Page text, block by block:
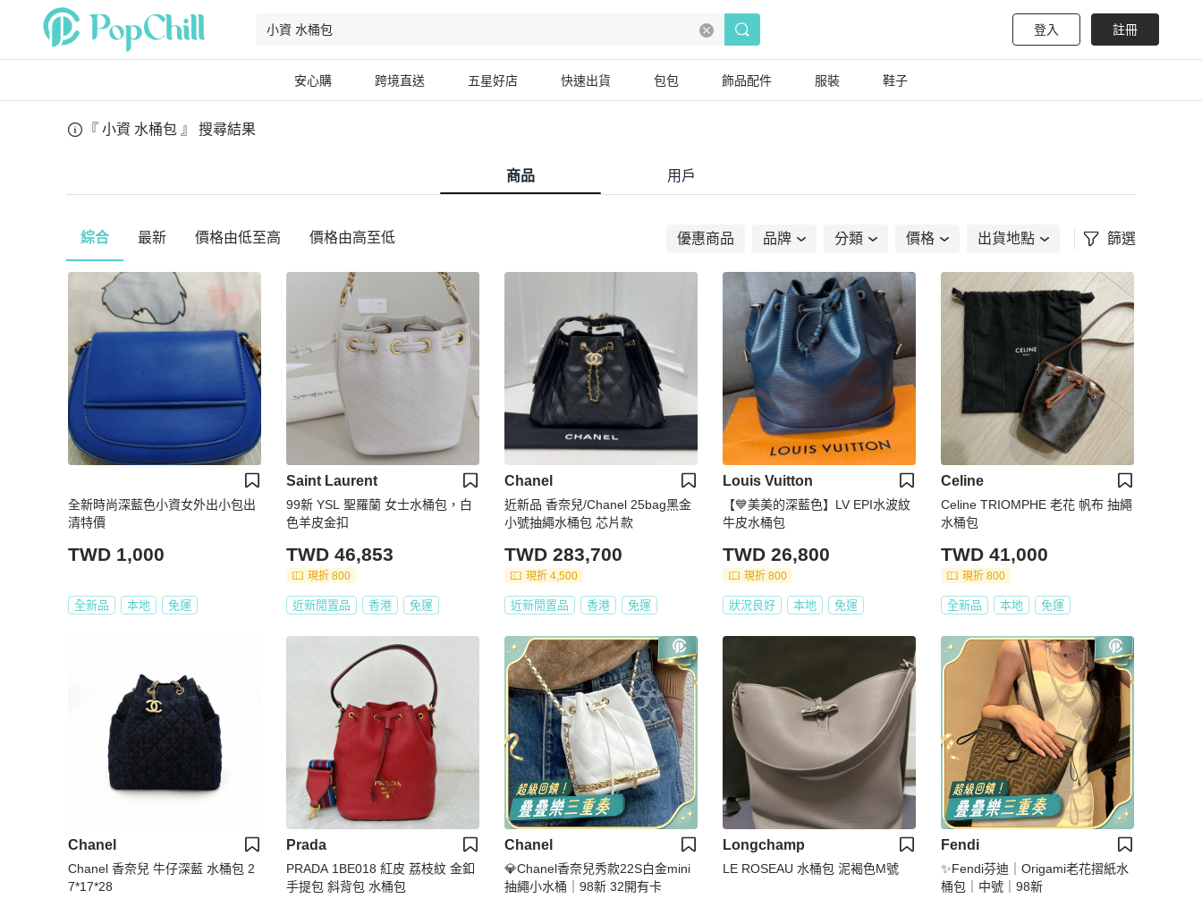
登入 註冊
安心購 跨境直送 五星好店 快速出貨 包包 飾品配件 服裝 鞋子
『 小資 水桶包 』 搜尋結果
商品 用戶
綜合 最新 價格由低至高 價格由高至低 優惠商品 品牌 分類 價格 出貨地點 篩選
全新時尚深藍色小資女外出小包出
清特價
TWD 1,000
全新品 本地 免運
Saint Laurent
99新 YSL 聖羅蘭 女士水桶包，白
色羊皮金扣
TWD 46,853
現折 800
近新閒置品 香港 免運
Chanel
近新品 香奈兒/Chanel 25bag黑金
小號抽繩水桶包 芯片款
TWD 283,700
現折 4,500
近新閒置品 香港 免運
Louis Vuitton
【💙美美的深藍色】LV EPI水波紋
牛皮水桶包
TWD 26,800
現折 800
狀況良好 本地 免運
Celine
Celine TRIOMPHE 老花 帆布 抽繩
水桶包
TWD 41,000
現折 800
全新品 本地 免運
Chanel
Chanel 香奈兒 牛仔深藍 水桶包 2
7*17*28
Prada
PRADA 1BE018 紅皮 荔枝紋 金釦
手提包 斜背包 水桶包
Chanel
💎Chanel香奈兒秀款22S白金mini
抽繩小水桶｜98新 32開有卡
Longchamp
LE ROSEAU 水桶包 泥褐色M號
Fendi
✨Fendi芬迪｜Origami老花摺紙水
桶包｜中號｜98新